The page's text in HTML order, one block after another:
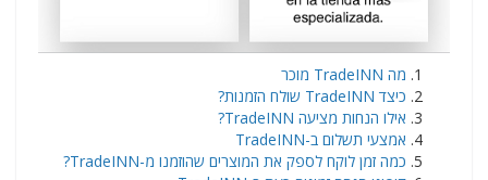
מה TradeINN מוכר
כיצד TradeINN שולח הזמנות?
אילו הנחות מציעה TradeINN?
אמצעי תשלום ב-TradeINN
כמה זמן לוקח לספק את המוצרים שהוזמנו מ-TradeINN?